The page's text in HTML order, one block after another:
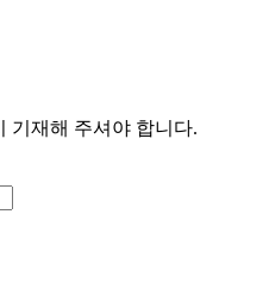
기재해 주셔야 합니다.